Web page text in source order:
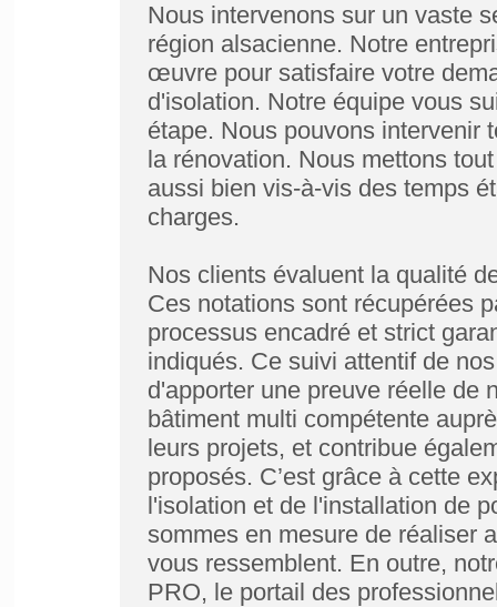
Nous intervenons sur un vaste
région alsacienne. Notre
œuvre pour satisfaire votre
d'isolation. Notre équipe vous
étape. Nous pouvons intervenir
la rénovation. Nous mettons
aussi bien vis-à-vis des temps
charges.
Nos clients évaluent la qualité
Ces notations sont récupérées
processus encadré et strict
indiqués. Ce suivi attentif de
d'apporter une preuve réelle de
bâtiment multi compétente
leurs projets, et contribue
proposés. C’est grâce à cette
l'isolation et de l'installation de
sommes en mesure de réaliser
vous ressemblent. En outre,
PRO, le portail des